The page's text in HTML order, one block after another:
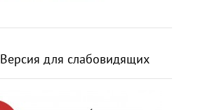
Версия для слабовидящих